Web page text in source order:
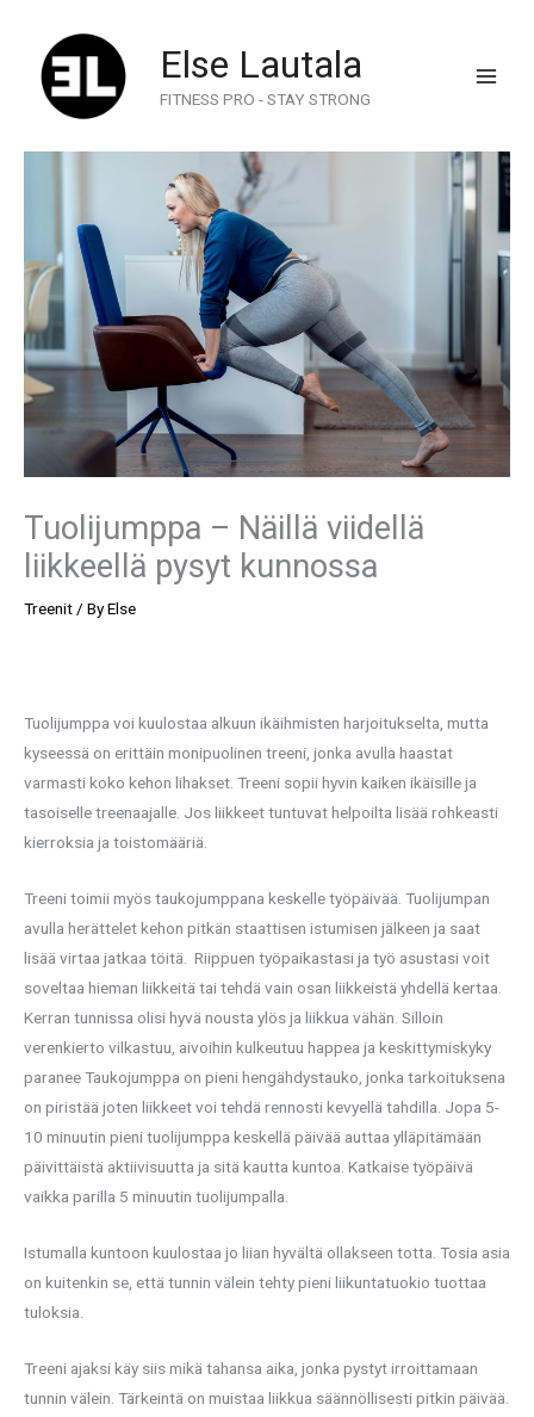
content
Else Lautala
FITNESS PRO - STAY STRONG
Tuolijumppa – Näillä viidellä
liikkeellä pysyt kunnossa
Treenit/ ByElse
Tuolijumppa voi kuulostaa alkuun ikäihmisten harjoitukselta, mutta
kyseessä on erittäin monipuolinen treeni, jonka avulla haastat
varmasti koko kehon lihakset. Treeni sopii hyvin kaiken ikäisille ja
tasoiselle treenaajalle. Jos liikkeet tuntuvat helpoilta lisää rohkeasti
kierroksia ja toistomääriä.
Treeni toimii myös taukojumppana keskelle työpäivää. Tuolijumpan
avulla herättelet kehon pitkän staattisen istumisen jälkeen ja saat
lisää virtaa jatkaa töitä. Riippuen työpaikastasi ja työ asustasi voit
soveltaa hieman liikkeitä tai tehdä vain osan liikkeistä yhdellä kertaa.
Kerran tunnissa olisi hyvä nousta ylös ja liikkua vähän. Silloin
verenkierto vilkastuu, aivoihin kulkeutuu happea ja keskittymiskyky
paranee Taukojumppa on pieni hengähdystauko, jonka tarkoituksena
on piristää joten liikkeet voi tehdä rennosti kevyellä tahdilla. Jopa 5-
10 minuutin pieni tuolijumppa keskellä päivää auttaa ylläpitämään
päivittäistä aktiivisuutta ja sitä kautta kuntoa. Katkaise työpäivä
vaikka parilla 5 minuutin tuolijumpalla.
Istumalla kuntoon kuulostaa jo liian hyvältä ollakseen totta. Tosia asia
on kuitenkin se, että tunnin välein tehty pieni liikuntatuokio tuottaa
tuloksia.
Treeni ajaksi käy siis mikä tahansa aika, jonka pystyt irroittamaan
tunnin välein. Tärkeintä on muistaa liikkua säännöllisesti pitkin päivää.